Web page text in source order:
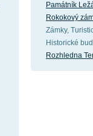
Památník
Rokokový
Zámky,
Historické
Rozhledna